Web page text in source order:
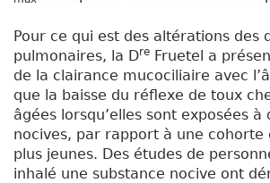
Pour ce qui est des altérations des
pulmonaires, la Dre Fruetel a
de la clairance mucociliaire avec
que la baisse du réflexe de toux
âgées lorsqu’elles sont exposées à
nocives, par rapport à une cohorte
plus jeunes. Des études de
inhalé une substance nocive ont